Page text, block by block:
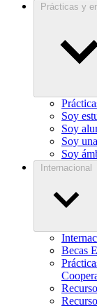
Prácticas y
Soy
Soy
Soy
Soy
Internacional
Becas